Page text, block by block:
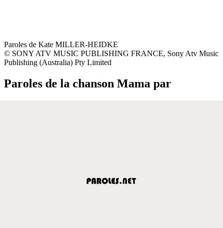
Paroles de Kate MILLER-HEIDKE
© SONY ATV MUSIC PUBLISHING FRANCE, Sony Atv Music
Publishing (Australia) Pty Limited
Paroles de la chanson Mama par